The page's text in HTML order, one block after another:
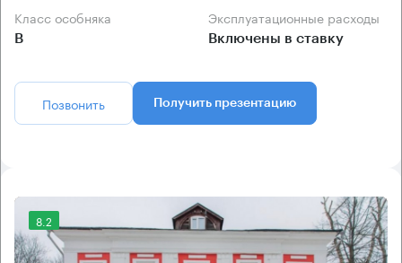
Класс особняка
B
Эксплуатационные расходы
Включены в ставку
Позвонить Получить презентацию
8.2